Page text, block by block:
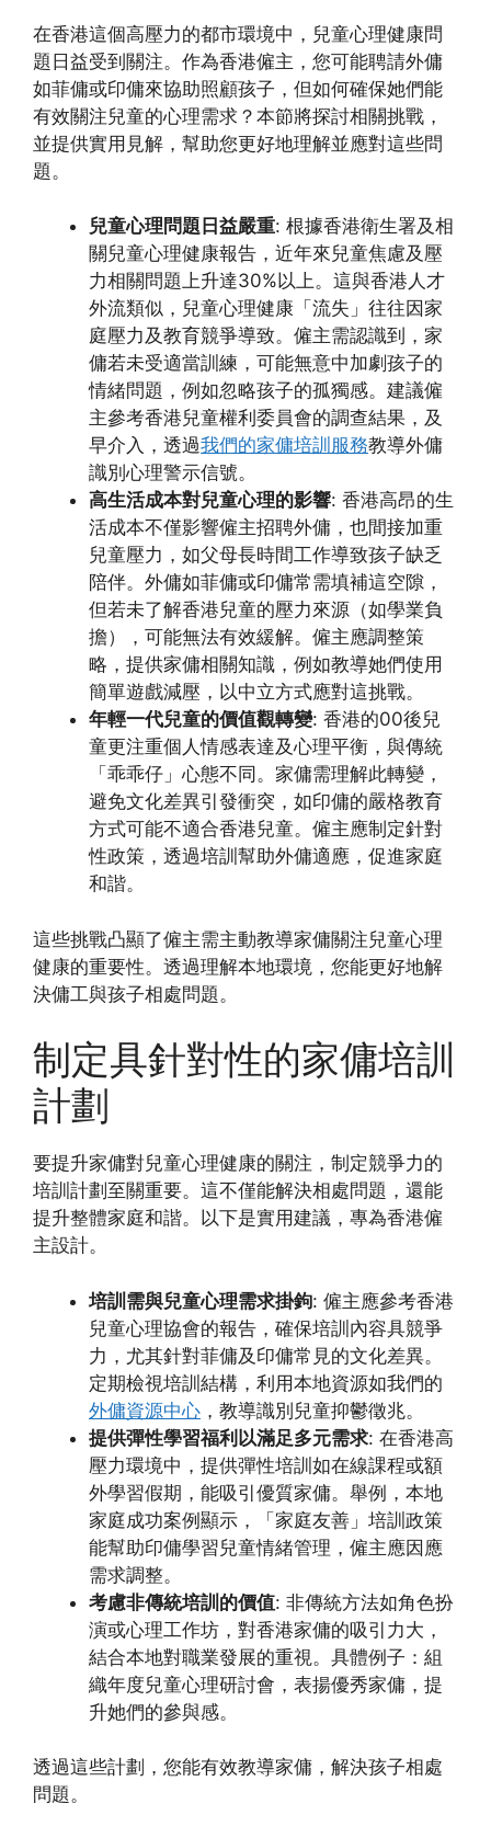
在香港這個高壓力的都市環境中，兒童心理健康問
題日益受到關注。作為香港僱主，您可能聘請外傭
如菲傭或印傭來協助照顧孩子，但如何確保她們能
有效關注兒童的心理需求？本節將探討相關挑戰，
並提供實用見解，幫助您更好地理解並應對這些問
題。
兒童心理問題日益嚴重: 根據香港衛生署及相
關兒童心理健康報告，近年來兒童焦慮及壓
力相關問題上升達30%以上。這與香港人才
外流類似，兒童心理健康「流失」往往因家
庭壓力及教育競爭導致。僱主需認識到，家
傭若未受適當訓練，可能無意中加劇孩子的
情緒問題，例如忽略孩子的孤獨感。建議僱
主參考香港兒童權利委員會的調查結果，及
早介入，透過我們的家傭培訓服務教導外傭
識別心理警示信號。
高生活成本對兒童心理的影響: 香港高昂的生
活成本不僅影響僱主招聘外傭，也間接加重
兒童壓力，如父母長時間工作導致孩子缺乏
陪伴。外傭如菲傭或印傭常需填補這空隙，
但若未了解香港兒童的壓力來源（如學業負
擔），可能無法有效緩解。僱主應調整策
略，提供家傭相關知識，例如教導她們使用
簡單遊戲減壓，以中立方式應對這挑戰。
年輕一代兒童的價值觀轉變: 香港的00後兒
童更注重個人情感表達及心理平衡，與傳統
「乖乖仔」心態不同。家傭需理解此轉變，
避免文化差異引發衝突，如印傭的嚴格教育
方式可能不適合香港兒童。僱主應制定針對
性政策，透過培訓幫助外傭適應，促進家庭
和諧。
這些挑戰凸顯了僱主需主動教導家傭關注兒童心理
健康的重要性。透過理解本地環境，您能更好地解
決傭工與孩子相處問題。
制定具針對性的家傭培訓
計劃
要提升家傭對兒童心理健康的關注，制定競爭力的
培訓計劃至關重要。這不僅能解決相處問題，還能
提升整體家庭和諧。以下是實用建議，專為香港僱
主設計。
培訓需與兒童心理需求掛鉤: 僱主應參考香港
兒童心理協會的報告，確保培訓內容具競爭
力，尤其針對菲傭及印傭常見的文化差異。
定期檢視培訓結構，利用本地資源如我們的
外傭資源中心 ，教導識別兒童抑鬱徵兆。
提供彈性學習福利以滿足多元需求: 在香港高
壓力環境中，提供彈性培訓如在線課程或額
外學習假期，能吸引優質家傭。舉例，本地
家庭成功案例顯示，「家庭友善」培訓政策
能幫助印傭學習兒童情緒管理，僱主應因應
需求調整。
考慮非傳統培訓的價值: 非傳統方法如角色扮
演或心理工作坊，對香港家傭的吸引力大，
結合本地對職業發展的重視。具體例子：組
織年度兒童心理研討會，表揚優秀家傭，提
升她們的參與感。
透過這些計劃，您能有效教導家傭，解決孩子相處
問題。